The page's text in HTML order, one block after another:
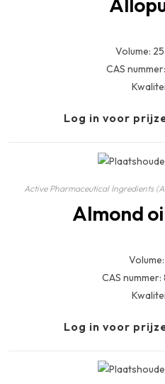
Volume:
CAS
Log in voor
Active Pharmaceutical Ingredients
Almond
Volume:
CAS
Log in voor